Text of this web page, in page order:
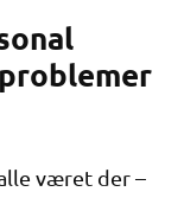
været der –